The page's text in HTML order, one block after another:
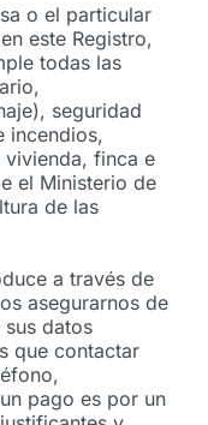
o el particular
este Registro,
todas las
seguridad
incendios,
finca e
el Ministerio de
de las
a través de
asegurarnos de
datos
que contactar
pago es por un